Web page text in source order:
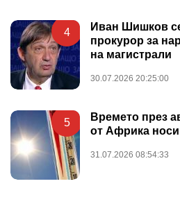
4
Иван Шишков
прокурор за
на магистрали
30.07.2026 20:25:00
5
Времето през
от Африка носи
31.07.2026 08:54:33